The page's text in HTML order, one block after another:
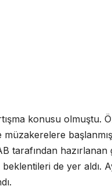
konusu olmuştu.
tarafından hazırlanan
de yer aldı.